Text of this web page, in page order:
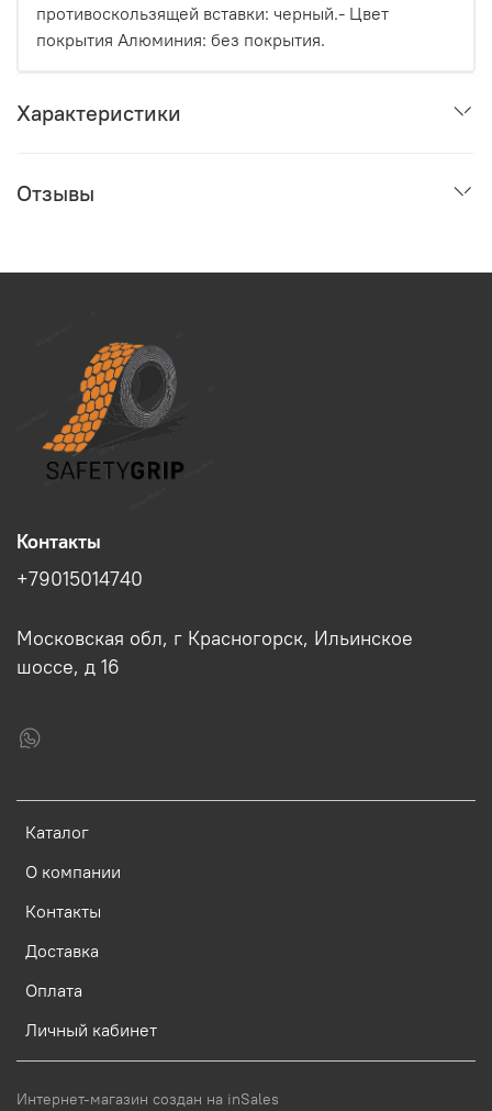
противоскользящей вставки: черный.- Цвет
покрытия Алюминия: без покрытия.
Характеристики
Отзывы
Каталог
О компании
Контакты
Доставка
Оплата
Личный кабинет
Контакты
+79015014740
Московская обл, г Красногорск, Ильинское
шоссе, д 16
Интернет-магазин создан на inSales